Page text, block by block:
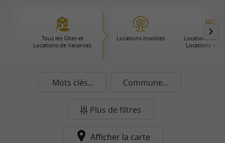
Tous les Gîtes et
Locations de Vacances
Locations Insolites
Locations de
Locations de
Mots clés... Commune...
Plus de filtres
Afficher la carte